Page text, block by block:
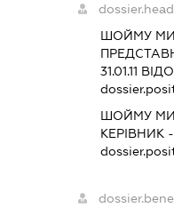
ШОЙМУ
31.01.11
ШОЙМУ
КЕРІВНИК